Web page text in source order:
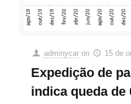
adminycar on 15 de
Expedição de
indica queda de